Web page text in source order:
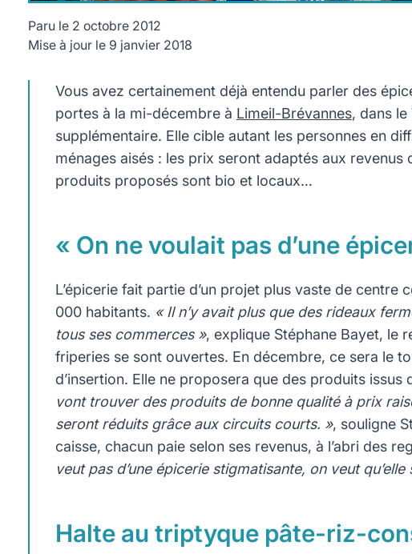
Paru le 2 octobre 2012
Mise à jour le 9 janvier 2018
Vous avez certainement déjà entendu parler des
portes à la mi-décembre à Limeil-Brévannes, dans
supplémentaire. Elle cible autant les personnes en
ménages aisés : les prix seront adaptés aux
produits proposés sont bio et locaux…
« On ne voulait pas d’une
L’épicerie fait partie d’un projet plus vaste de
000 habitants. « Il n’y avait plus que des rideaux
tous ses commerces », explique Stéphane Bayet, le
friperies se sont ouvertes. En décembre, ce sera le
d’insertion. Elle ne proposera que des produits
vont trouver des produits de bonne qualité à prix
seront réduits grâce aux circuits courts. », souligne
caisse, chacun paie selon ses revenus, à l’abri des
veut pas d’une épicerie stigmatisante, on veut
Halte au triptyque pâte-riz-